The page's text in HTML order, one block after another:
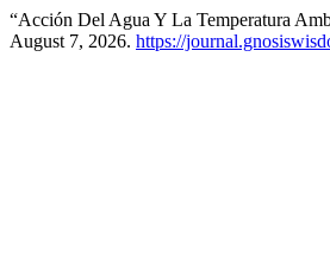
“Acción Del Agua Y La Temperatura
August 7, 2026. https://